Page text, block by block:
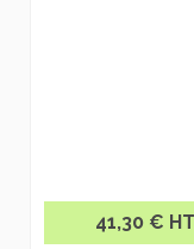
41,30 € HT